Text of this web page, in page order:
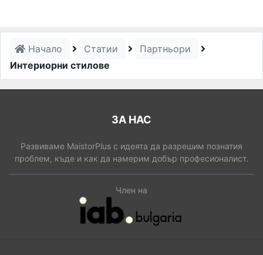
Начало Статии
Партньори
Интериорни стилове
ЗА НАС
Развиваме MaistorPlus с идеята да разрешим познатия
проблем, къде и как да намерим добър професионалист.
Член на